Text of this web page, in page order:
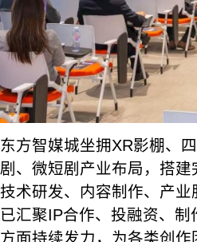
东方智媒城坐拥XR影棚、
剧、微短剧产业布局，搭
技术研发、内容制作、产
已汇聚IP合作、投融资、
方面持续发力，为各类创